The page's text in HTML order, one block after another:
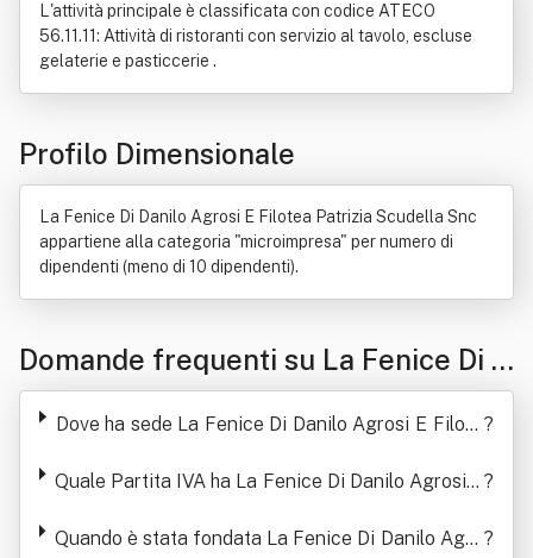
L'attività principale è classificata con codice ATECO
56.11.11: Attività di ristoranti con servizio al tavolo, escluse
gelaterie e pasticcerie .
Profilo Dimensionale
La Fenice Di Danilo Agrosi E Filotea Patrizia Scudella Snc
appartiene alla categoria "microimpresa" per numero di
dipendenti (meno di 10 dipendenti).
Domande frequenti su La Fenice Di D
anilo Agrosi E Filotea Patrizia Scudel
Dove ha sede La Fenice Di Danilo Agrosi E Filote ?
Quale Partita IVA ha La Fenice Di Danilo Agrosi E ?
Quando è stata fondata La Fenice Di Danilo Agro ?